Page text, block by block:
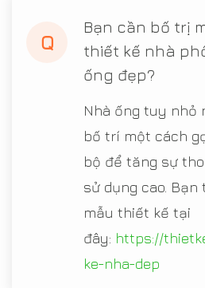
Q
Bạn cần bố trị
thiết kế nhà
ống đẹp?
Nhà ống tuy nhỏ
bố trí một cách
bộ để tăng sự
sử dụng cao. Bạn
mẫu thiết kế tại
đây: https://
ke-nha-dep